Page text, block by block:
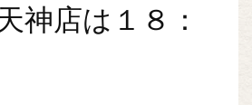
神店は１８：